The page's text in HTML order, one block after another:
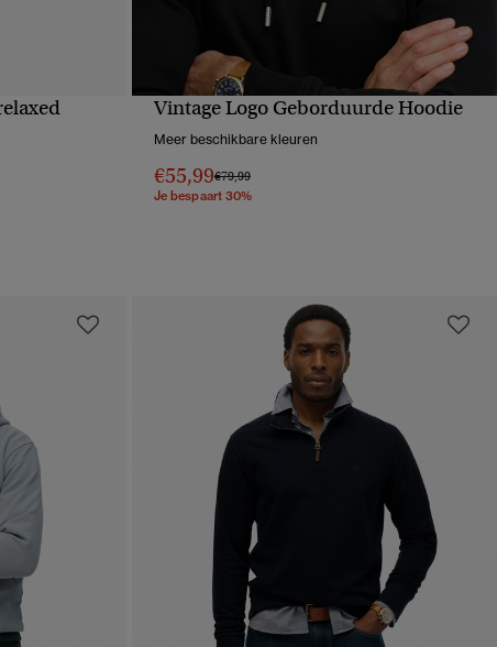
SNELLE WEERGAVE
Vintage Logo Geborduurde Hoodie
Meer beschikbare kleuren
€55,99Prijs verlaagd van
€79,99naar
Je bespaart 30%